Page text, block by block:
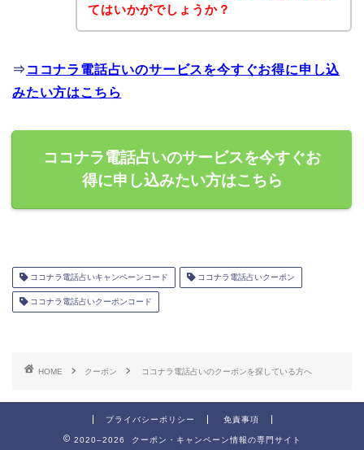
てはいかがでしょうか？
⇒ ココナラ電話占いのサービスを今すぐお得に申し込
みたい方はこちら
ココナラ電話占いのサービスを今すぐお
得に申し込みたい方はこちら
ココナラ電話占いキャンペーンコード ココナラ電話占いクーポン
ココナラ電話占いクーポンコード
HOME クーポン ココナラ電話占いのクーポンを探している方へ
プライバシーポリシー 免責事項
2020–2026 クーポン・キャンペーン情報の専門サイト